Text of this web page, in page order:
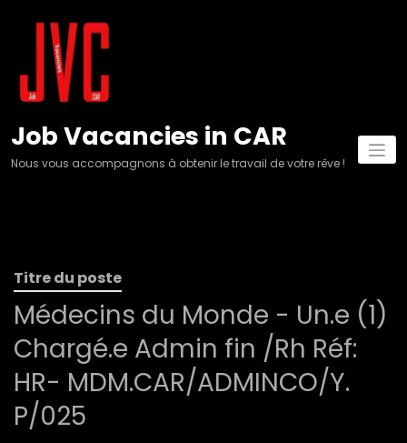
Job Vacancies in CAR
Nous vous accompagnons à obtenir le travail de votre rêve !
Titre du poste
Médecins du Monde - Un.e (1)
Chargé.e Admin fin /Rh Réf:
HR- MDM.CAR/ADMINCO/Y.
P/025